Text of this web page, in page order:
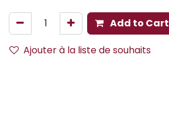
Add to Cart
Ajouter à la liste de souhaits